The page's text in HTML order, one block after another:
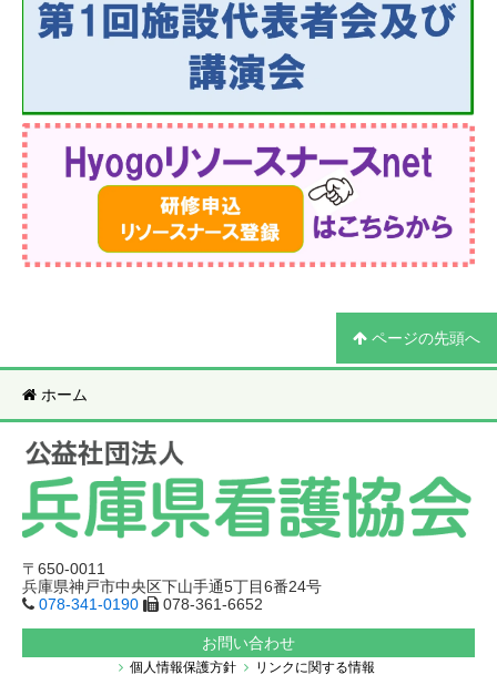
ページの先頭へ
ホーム
〒650-0011
兵庫県神戸市中央区下山手通5丁目6番24号
078-341-0190
078-361-6652
お問い合わせ
個人情報保護方針 リンクに関する情報